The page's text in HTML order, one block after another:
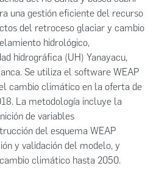
una gestión eficiente del recurso
del retroceso glaciar y cambio
hidrológico,
hidrográfica (UH) Yanayacu,
Se utiliza el software WEAP
cambio climático en la oferta de
La metodología incluye la
de variables
del esquema WEAP
y validación del modelo, y
climático hasta 2050.